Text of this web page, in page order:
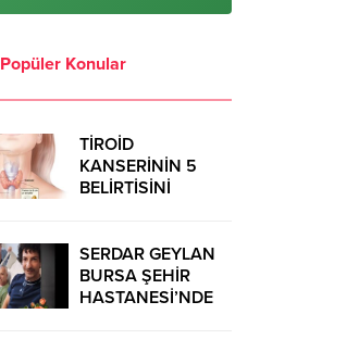
Popüler Konular
TİROİD
KANSERİNİN 5
BELİRTİSİNİ
SERDAR GEYLAN
BURSA ŞEHİR
HASTANESİ’NDE